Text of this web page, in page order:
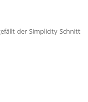
der Simplicity Schnitt